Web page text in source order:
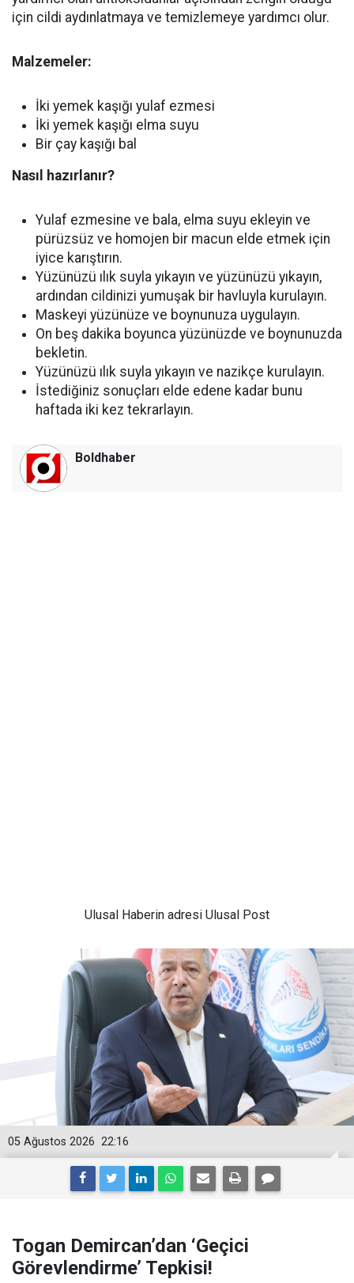
için cildi aydınlatmaya ve temizlemeye yardımcı olur.
Malzemeler:
İki yemek kaşığı yulaf ezmesi
İki yemek kaşığı elma suyu
Bir çay kaşığı bal
Nasıl hazırlanır?
Yulaf ezmesine ve bala, elma suyu ekleyin ve
pürüzsüz ve homojen bir macun elde etmek için
iyice karıştırın.
Yüzünüzü ılık suyla yıkayın ve yüzünüzü yıkayın,
ardından cildinizi yumuşak bir havluyla kurulayın.
Maskeyi yüzünüze ve boynunuza uygulayın.
On beş dakika boyunca yüzünüzde ve boynunuzda
bekletin.
Yüzünüzü ılık suyla yıkayın ve nazikçe kurulayın.
İstediğiniz sonuçları elde edene kadar bunu
haftada iki kez tekrarlayın.
Boldhaber
Ulusal Haberin adresi Ulusal Post
22:16
05 Ağustos 2026
Togan Demircan’dan ‘Geçici
Görevlendirme’ Tepkisi!